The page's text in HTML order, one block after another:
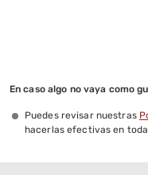
En caso algo no vaya como
Puedes revisar nuestras
hacerlas efectivas en